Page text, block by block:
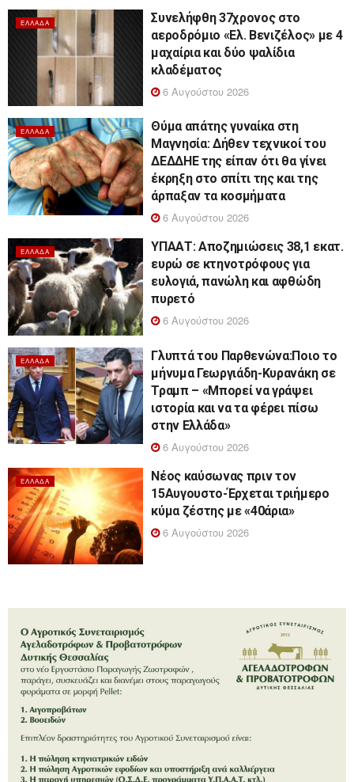
ΕΛΛΆΔΑ
Συνελήφθη 37χρονος στο
αεροδρόμιο «Ελ. Βενιζέλος» με 4
μαχαίρια και δύο ψαλίδια
κλαδέματος
6 Αυγούστου 2026
ΕΛΛΆΔΑ
Θύμα απάτης γυναίκα στη
Μαγνησία: Δήθεν τεχνικοί του
ΔΕΔΔΗΕ της είπαν ότι θα γίνει
έκρηξη στο σπίτι της και της
άρπαξαν τα κοσμήματα
6 Αυγούστου 2026
ΕΛΛΆΔΑ
ΥΠΑΑΤ: Αποζημιώσεις 38,1 εκατ.
ευρώ σε κτηνοτρόφους για
ευλογιά, πανώλη και αφθώδη
πυρετό
6 Αυγούστου 2026
ΕΛΛΆΔΑ
Γλυπτά του Παρθενώνα:Ποιο το
μήνυμα Γεωργιάδη-Κυρανάκη σε
Τραμπ – «Μπορεί να γράψει
ιστορία και να τα φέρει πίσω
στην Ελλάδα»
6 Αυγούστου 2026
ΕΛΛΆΔΑ
Νέος καύσωνας πριν τον
15Αυγουστο-Έρχεται τριήμερο
κύμα ζέστης με «40άρια»
6 Αυγούστου 2026